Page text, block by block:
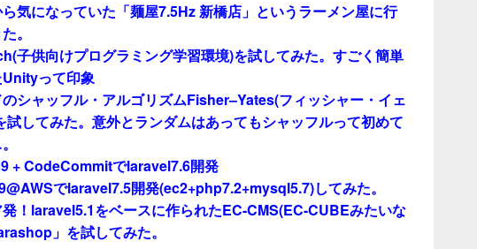
気になっていた「麺屋7.5Hz 新橋店」というラーメン屋に行
。
子供向けプログラミング学習環境)を試してみた。すごく簡単
Unityって印象
シャッフル・アルゴリズムFisher–Yates(フィッシャー・イェ
試してみた。意外とランダムはあってもシャッフルって初めて
+ CodeCommitでlaravel7.6開発
でlaravel7.5開発(ec2+php7.2+mysql5.7)してみた。
発！laravel5.1をベースに作られたEC-CMS(EC-CUBEみたいな
」を試してみた。